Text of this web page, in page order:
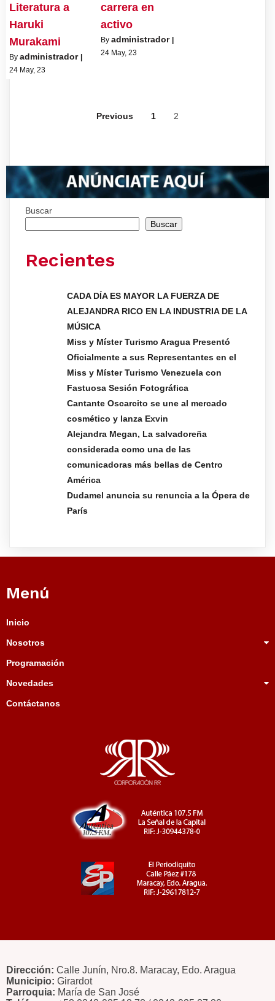
Literatura a
Haruki
Murakami
By administrador |
24 May, 23
carrera en
activo
Byadministrador |
24 May, 23
Previous 1 2
Buscar
Buscar
Recientes
CADA DÍA ES MAYOR LA FUERZA DE
ALEJANDRA RICO EN LA INDUSTRIA DE LA
MÚSICA
Miss y Míster Turismo Aragua Presentó
Oficialmente a sus Representantes en el
Miss y Míster Turismo Venezuela con
Fastuosa Sesión Fotográfica
Cantante Oscarcito se une al mercado
cosmético y lanza Exvin
Alejandra Megan, La salvadoreña
considerada como una de las
comunicadoras más bellas de Centro
América
Dudamel anuncia su renuncia a la Ópera de
París
Menú
Inicio
Nosotros
Programación
Novedades
Contáctanos
Dirección: Calle Junín, Nro.8. Maracay, Edo. Aragua
Municipio: Girardot
Parroquia: María de San José